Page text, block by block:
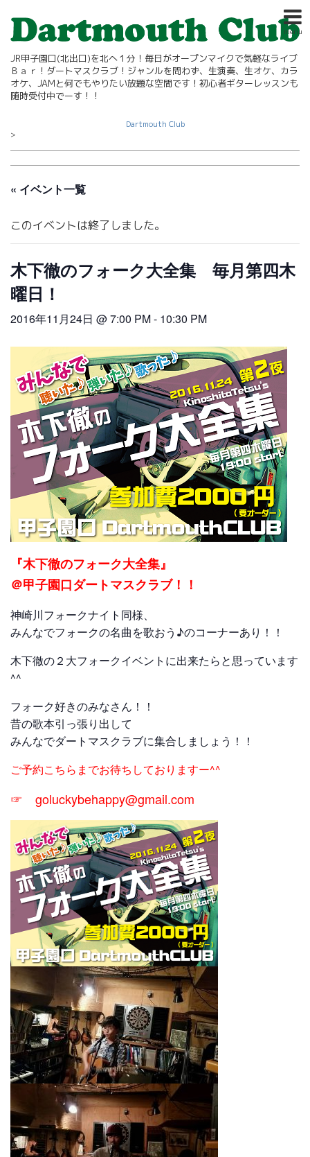
menu
JR甲子園口(北出口)を北へ１分！毎日がオープンマイクで気軽なライブ
Ｂａｒ！ダートマスクラブ！ジャンルを問わず、生演奏、生オケ、カラ
オケ、JAMと何でもやりたい放題な空間です！初心者ギターレッスンも
随時受付中でーす！！
Dartmouth Club
>
« イベント一覧
このイベントは終了しました。
木下徹のフォーク大全集 毎月第四木
曜日！
2016年11月24日 @ 7:00 PM- 10:30 PM
『木下徹のフォーク大全集』
＠甲子園口ダートマスクラブ！！
神崎川フォークナイト同様、
みんなでフォークの名曲を歌おう♪のコーナーあり！！
木下徹の２大フォークイベントに出来たらと思っています
^^
フォーク好きのみなさん！！
昔の歌本引っ張り出して
みんなでダートマスクラブに集合しましょう！！
ご予約こちらまでお待ちしておりますー^^
☞ goluckybehappy@gmail.com